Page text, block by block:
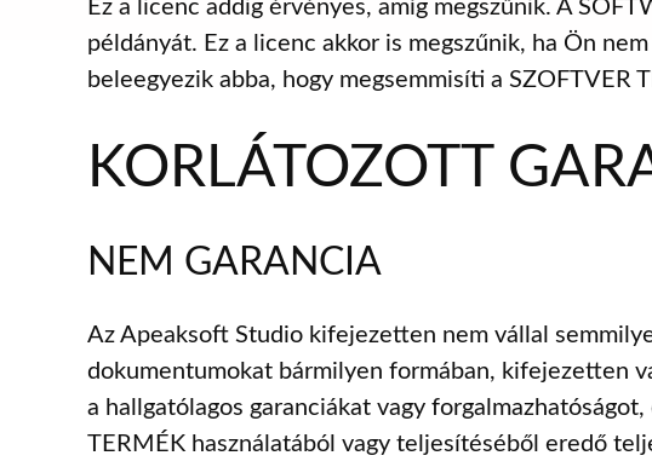
Ez a licenc addig érvényes, amíg megszűnik. A
példányát. Ez a licenc akkor is megszűnik, ha Ön
beleegyezik abba, hogy megsemmisíti a SZOFTVER
KORLÁTOZOTT
NEM GARANCIA
Az Apeaksoft Studio kifejezetten nem vállal
dokumentumokat bármilyen formában, kifejezetten
a hallgatólagos garanciákat vagy
TERMÉK használatából vagy teljesítéséből eredő